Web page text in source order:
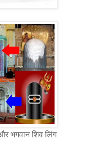
भगवान शिव लिंग